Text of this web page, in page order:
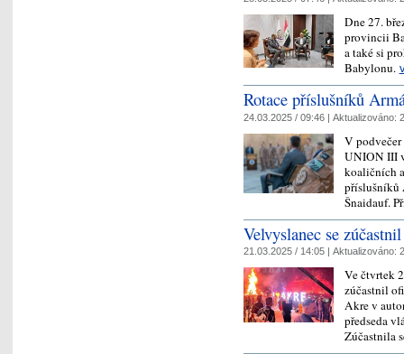
Dne 27.
provincii
a také si
Babylonu.
Rotace příslušníků
24.03.2025 / 09:46 | Aktualizováno:
V podvečer
UNION III
koaličních
příslušníků
Šnaidauf.
Velvyslanec se
21.03.2025 / 14:05 | Aktualizováno:
Ve čtvrtek
zúčastnil
Akre v
předseda
Zúčastnila